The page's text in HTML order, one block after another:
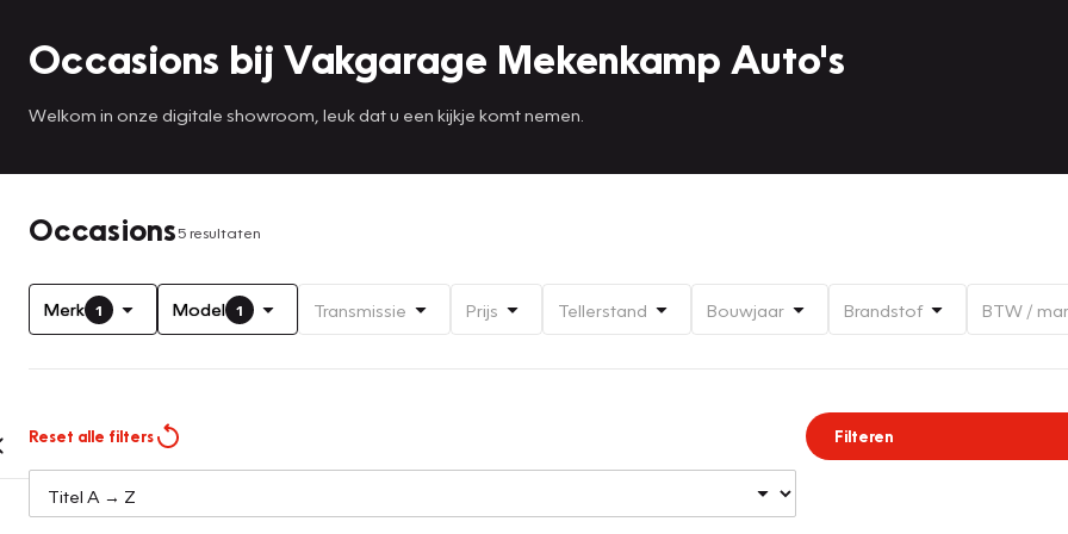
Occasions bij Vakgarage Mekenkamp Auto's
Welkom in onze digitale showroom, leuk dat u een kijkje komt nemen.
Occasions5 resultaten
Merk 1 Model 1 Transmissie Prijs Tellerstand Bouwjaar Brandstof BTW /
Reset alle filters Filteren